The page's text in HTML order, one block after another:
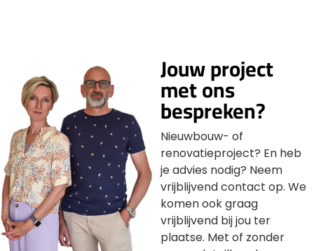
Jouw project
met ons
bespreken?
Nieuwbouw- of
renovatieproject? En heb
je advies nodig? Neem
vrijblijvend contact op. We
komen ook graag
vrijblijvend bij jou ter
plaatse. Met of zonder